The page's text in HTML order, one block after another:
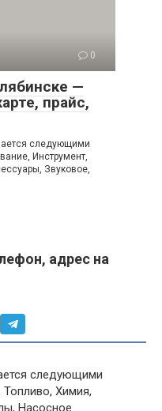
0
—
прайс,
следующими
Инструмент,
Звуковое,
адрес на
следующими
Химия,
Насосное